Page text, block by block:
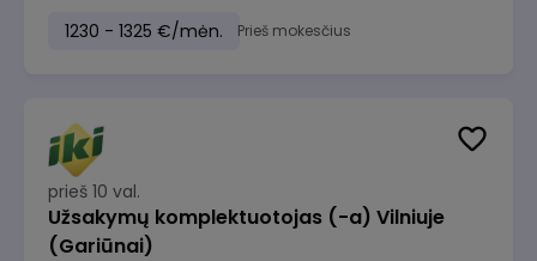
1230 - 1325 €/mėn. Prieš mokesčius
prieš 10 val.
Užsakymų komplektuotojas (-a) Vilniuje
(Gariūnai)